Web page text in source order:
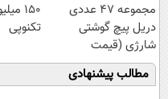
مجموعه 47 عددی
دریل پیچ گوشتی
شارژی (قیمت
باورنکردنی!!)
150
تکنوپی
مطالب پیشنهادی